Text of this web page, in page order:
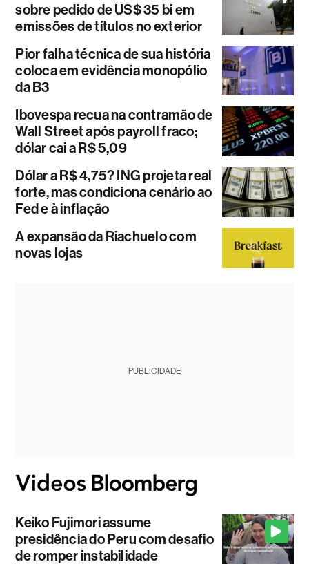
sobre pedido de US$ 35 bi em
emissões de títulos no exterior
Pior falha técnica de sua história
coloca em evidência monopólio
da B3
Ibovespa recua na contramão de
Wall Street após payroll fraco;
dólar cai a R$ 5,09
Dólar a R$ 4,75? ING projeta real
forte, mas condiciona cenário ao
Fed e à inflação
A expansão da Riachuelo com
novas lojas
PUBLICIDADE
Keiko Fujimori assume
presidência do Peru com desafio
de romper instabilidade